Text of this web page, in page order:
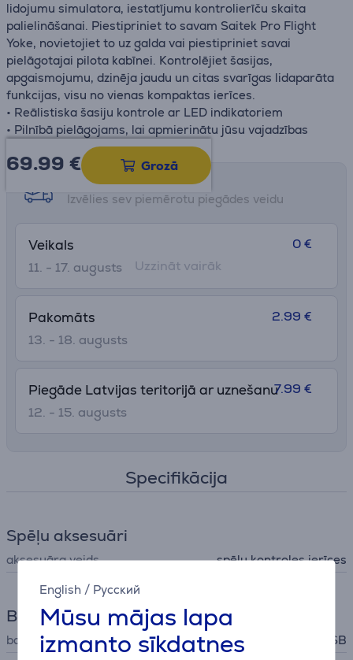
English / Русский
Mūsu mājas lapa
izmanto sīkdatnes
lidojumu simulatora, iestatījumu kontrolierīču skaita
palielināšanai. Piestipriniet to savam Saitek Pro Flight
Yoke, novietojiet to uz galda vai piestipriniet savai
pielāgotajai pilota kabīnei. Kontrolējiet šasijas,
apgaismojumu, dzinēja jaudu un citas svarīgas lidaparāta
funkcijas, visu no vienas kompaktas ierīces.
• Reālistiska šasiju kontrole ar LED indikatoriem
• Pilnībā pielāgojams, lai apmierinātu jūsu vajadzības
69.99 € Grozā
Saņemšanas iespējas
Izvēlies sev piemērotu piegādes veidu
Veikals
11. - 17. augusts
0 €
Uzzināt vairāk
Pakomāts
13. - 18. augusts
2.99 €
Piegāde Latvijas teritorijā ar uznešanu
12. - 15. augusts
7.99 €
Specifikācija
Spēļu aksesuāri
aksesuāra veids spēļu kontroles ierīces
Barošana
barošana USB